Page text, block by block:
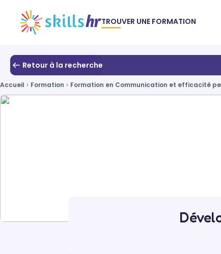
TROUVER UNE FORMATION
Retour à la recherche
Accueil Formation Formation en Communication et efficacité